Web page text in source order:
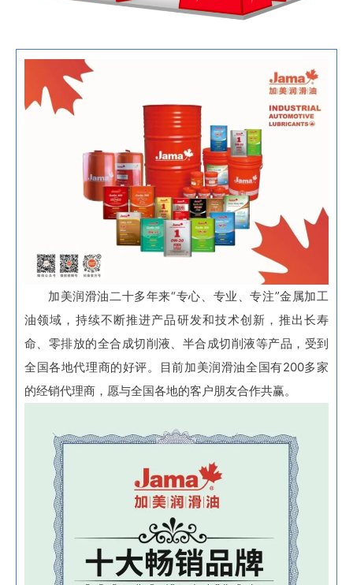
加美润滑油二十多年来“专心、专业、专注”金属加工
油领域，持续不断推进产品研发和技术创新，推出长寿
命、零排放的全合成切削液、半合成切削液等产品，受到
全国各地代理商的好评。目前加美润滑油全国有200多家
的经销代理商，愿与全国各地的客户朋友合作共赢。